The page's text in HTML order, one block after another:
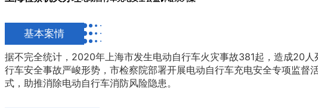
基本案情
据不完全统计，2020年上海市发生电动自行车火灾事故381起，造成20
行车安全事故严峻形势，市检察院部署开展电动自行车充电安全专项监
式，助推消除电动自行车消防风险隐患。